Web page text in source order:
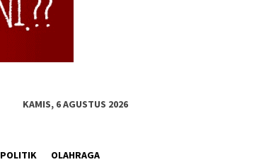
KAMIS, 6 AGUSTUS 2026
POLITIK OLAHRAGA